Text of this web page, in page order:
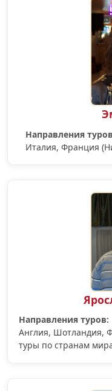
Направления
Италия, Франция
Направления туров:
Англия, Шотландия,
туры по странам